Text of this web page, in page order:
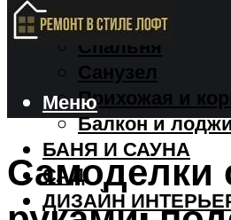
Кухня
Спальня
Санузел
Прихожая и
Балкон и
БАНЯ И САУНА
САД
ДИЗАЙН
Меню
Самоделки